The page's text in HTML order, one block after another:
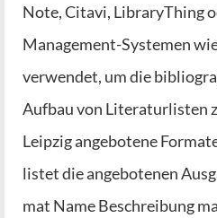
No­te, Cita­vi, Libra­ry­Thing
Mana­ge­­ment-Sys­­te­­men
ver­wen­det, um die
Auf­bau von Lite­ra­tur­lis­ten
Leip­zig ange­bo­te­ne
lis­tet die ange­bo­te­nen
mat Name Beschrei­bung